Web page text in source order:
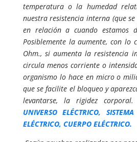
temperatura o la humedad
nuestra resistencia interna (que
en relación a cuando estamos
Posiblemente la aumente, con lo
Ohm., si aumenta la resistencia
circula menos corriente o
organismo lo hace en micro o
que se facilite el bloqueo y
levantarse, la rigidez corporal.
UNIVERSO ELÉCTRICO,
ELÉCTRICO, CUERPO ELÉCTRICO.